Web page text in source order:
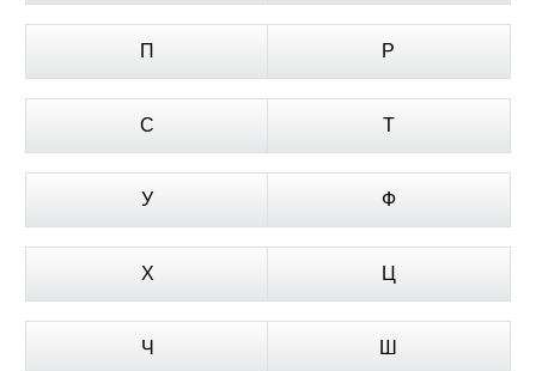
П Р
С Т
У Ф
Х Ц
Ч Ш